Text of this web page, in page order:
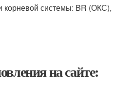
корневой системы: BR (ОКС),
на сайте: